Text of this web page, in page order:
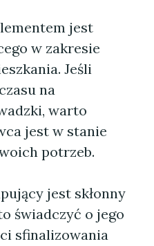
jest
w zakresie
Jeśli
na
warto
jest w stanie
potrzeb.
jest skłonny
świadczyć o jego
sfinalizowania